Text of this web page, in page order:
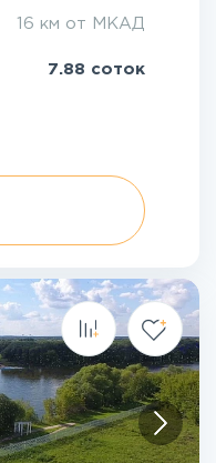
16 км от МКАД
7.88 соток